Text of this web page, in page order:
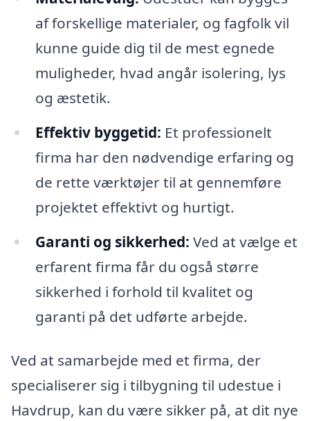
af forskellige materialer, og fagfolk vil
kunne guide dig til de mest egnede
muligheder, hvad angår isolering, lys
og æstetik.
Effektiv byggetid: Et professionelt
firma har den nødvendige erfaring og
de rette værktøjer til at gennemføre
projektet effektivt og hurtigt.
Garanti og sikkerhed: Ved at vælge et
erfarent firma får du også større
sikkerhed i forhold til kvalitet og
garanti på det udførte arbejde.
Ved at samarbejde med et firma, der
specialiserer sig i tilbygning til udestue i
Havdrup, kan du være sikker på, at dit nye